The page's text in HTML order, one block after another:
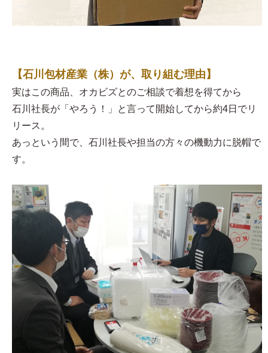
【石川包材産業（株）が、取り組む理由】
実はこの商品、オカビズとのご相談で着想を得てから
石川社長が「やろう！」と言って開始してから約4日でリ
リース。
あっという間で、石川社長や担当の方々の機動力に脱帽で
す。